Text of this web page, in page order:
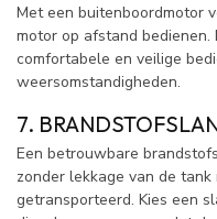
Met een buitenboordmotor
motor op afstand
comfortabele en veilige
weersomstandigheden.
7.
Een betrouwbare
zonder lekkage van de
getransporteerd. Kies een